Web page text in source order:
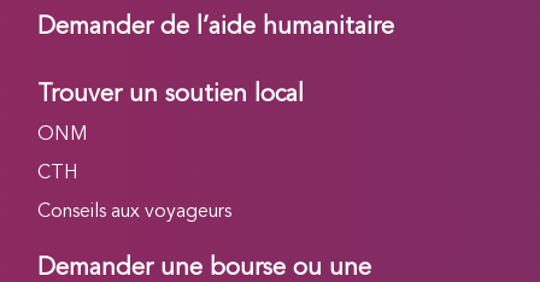
Demander de l’aide humanitaire
Trouver un soutien local
ONM
CTH
Conseils aux voyageurs
Demander une bourse ou une